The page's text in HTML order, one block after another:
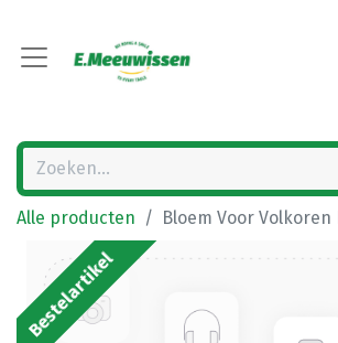
Alle producten Bloem Voor Volkoren
Bestelartikel